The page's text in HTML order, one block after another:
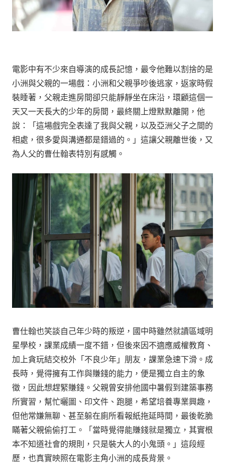
電影中有不少來自導演的成長記憶，最令他難以割捨的是
小洲與父親的一場戲：小洲和父親爭吵後逃家，返家時假
裝睡著，父親走進房間卻只能靜靜坐在床沿，環顧這個一
天又一天長大的少年的房間，最終關上燈默默離開，他
說：「這場戲完全表達了我與父親，以及亞洲父子之間的
相處，很多愛與溝通都是錯過的。」這讓父親離世後，又
為人父的曹仕翰表特別有感觸。
曹仕翰也笑談自己年少時的叛逆，國中時雖然就讀區域明
星學校，課業成績一度不錯，但後來因不適應威權教育、
加上貪玩結交校外「不良少年」朋友，課業急速下滑。成
長時，覺得擁有工作與賺錢的能力，便是獨立自主的象
徵，因此想趕緊賺錢。父親曾安排他國中暑假到建築事務
所實習，幫忙曬圖、印文件、跑腿，希望培養專業興趣，
但他常嫌無聊、甚至躲在廁所看報紙拖延時間，最後乾脆
瞞著父親偷偷打工。「當時覺得能賺錢就是獨立，其實根
本不知道社會的規則，只是裝大人的小鬼頭。」這段經
歷，也真實映照在電影主角小洲的成長背景。